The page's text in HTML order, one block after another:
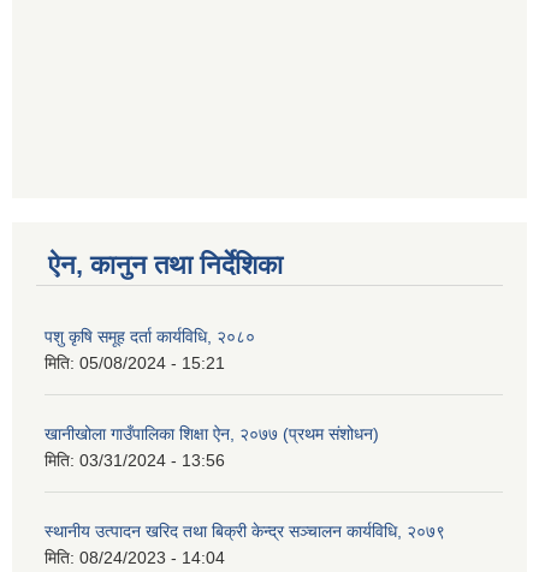
ऐन, कानुन तथा निर्देशिका
पशु कृषि समूह दर्ता कार्यविधि, २०८०
मिति: 05/08/2024 - 15:21
खानीखोला गाउँपालिका शिक्षा ऐन, २०७७ (प्रथम संशोधन)
मिति: 03/31/2024 - 13:56
स्थानीय उत्पादन खरिद तथा बिक्री केन्द्र सञ्चालन कार्यविधि, २०७९
मिति: 08/24/2023 - 14:04